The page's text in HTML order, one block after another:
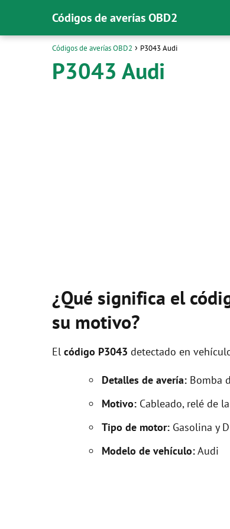
Códigos de averías OBD2
Códigos de averías OBD2 P3043 Audi
P3043 Audi
¿Qué significa el
su motivo?
El código P3043 detectado en
Detalles de avería: Bomba
Motivo: Cableado, relé de
Tipo de motor: Gasolina y
Modelo de vehículo:Audi